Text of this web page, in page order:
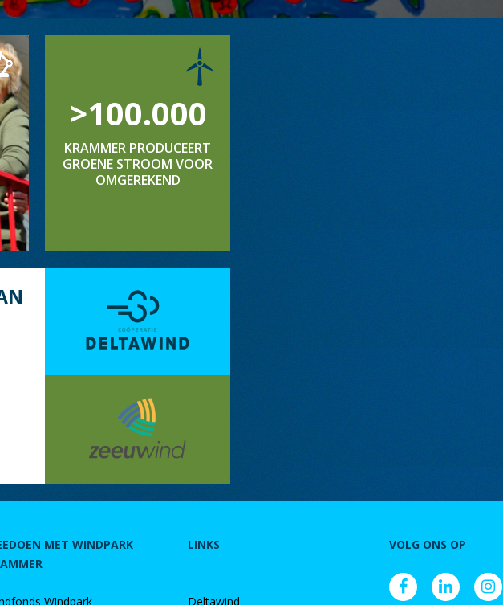
>100.000
KRAMMER PRODUCEERT
GROENE STROOM VOOR
OMGEREKEND
MET WINDPARK
Windpark
LINKS
Deltawind
VOLG ONS OP